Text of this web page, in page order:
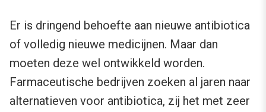
Er is dringend behoefte aan nieuwe antibiotica
of volledig nieuwe medicijnen. Maar dan
moeten deze wel ontwikkeld worden.
Farmaceutische bedrijven zoeken al jaren naar
alternatieven voor antibiotica, zij het met zeer